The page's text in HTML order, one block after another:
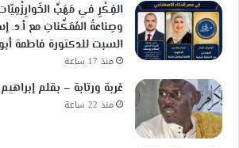
الفِكْرِ في مَهَبِّ
وصِناعةُ المُمَكِّناتِ مع أ.د.
السبت للدكتورة فاطمة
منذ 17 ساعة
غربة ورتابة – بقلم
منذ 22 ساعة